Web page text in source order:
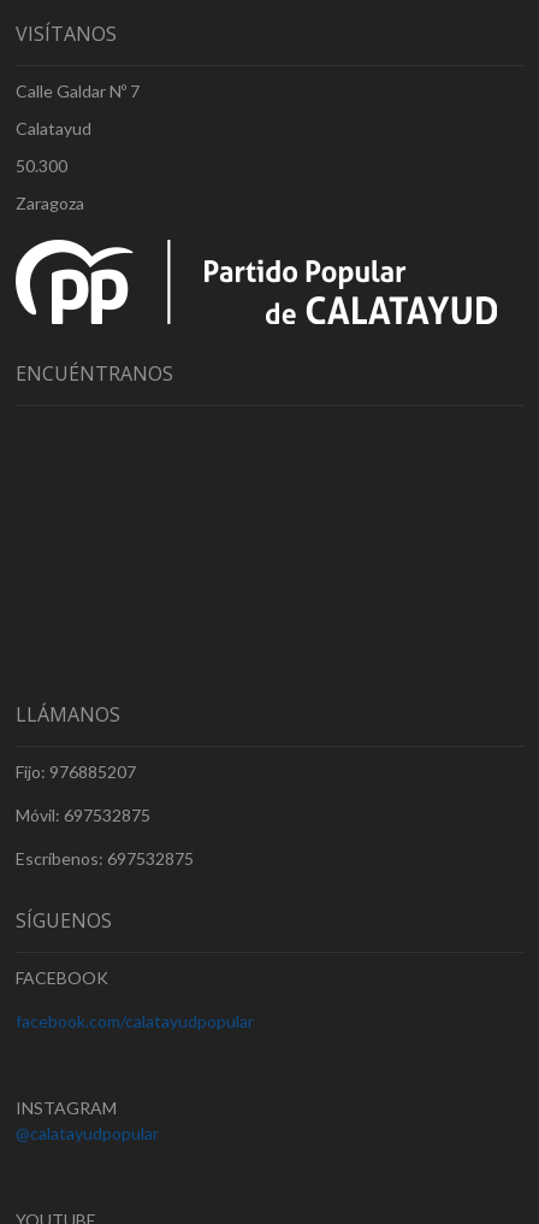
VISÍTANOS
Calle Galdar Nº 7
Calatayud
50.300
Zaragoza
ENCUÉNTRANOS
LLÁMANOS
Fijo: 976885207
Móvil: 697532875
Escríbenos: 697532875
SÍGUENOS
FACEBOOK
facebook.com/calatayudpopular
INSTAGRAM
@calatayudpopular